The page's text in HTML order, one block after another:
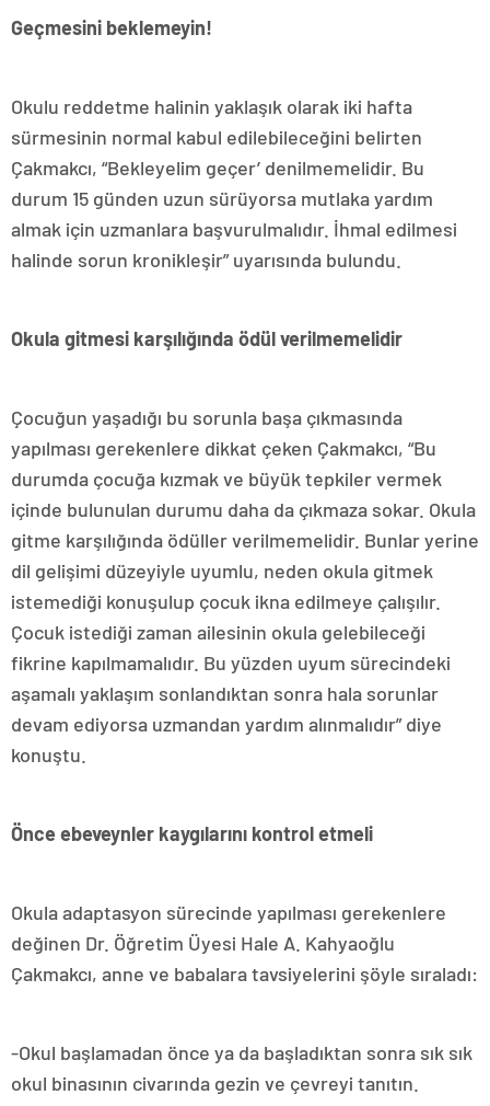
Geçmesini beklemeyin!
Okulu reddetme halinin yaklaşık olarak iki hafta
sürmesinin normal kabul edilebileceğini belirten
Çakmakcı, “Bekleyelim geçer’ denilmemelidir. Bu
durum 15 günden uzun sürüyorsa mutlaka yardım
almak için uzmanlara başvurulmalıdır. İhmal edilmesi
halinde sorun kronikleşir” uyarısında bulundu.
Okula gitmesi karşılığında ödül verilmemelidir
Çocuğun yaşadığı bu sorunla başa çıkmasında
yapılması gerekenlere dikkat çeken Çakmakcı, “Bu
durumda çocuğa kızmak ve büyük tepkiler vermek
içinde bulunulan durumu daha da çıkmaza sokar. Okula
gitme karşılığında ödüller verilmemelidir. Bunlar yerine
dil gelişimi düzeyiyle uyumlu, neden okula gitmek
istemediği konuşulup çocuk ikna edilmeye çalışılır.
Çocuk istediği zaman ailesinin okula gelebileceği
fikrine kapılmamalıdır. Bu yüzden uyum sürecindeki
aşamalı yaklaşım sonlandıktan sonra hala sorunlar
devam ediyorsa uzmandan yardım alınmalıdır” diye
konuştu.
Önce ebeveynler kaygılarını kontrol etmeli
Okula adaptasyon sürecinde yapılması gerekenlere
değinen Dr. Öğretim Üyesi Hale A. Kahyaoğlu
Çakmakcı, anne ve babalara tavsiyelerini şöyle sıraladı:
-Okul başlamadan önce ya da başladıktan sonra sık sık
okul binasının civarında gezin ve çevreyi tanıtın.